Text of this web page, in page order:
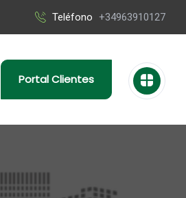
Teléfono +34963910127
Portal Clientes